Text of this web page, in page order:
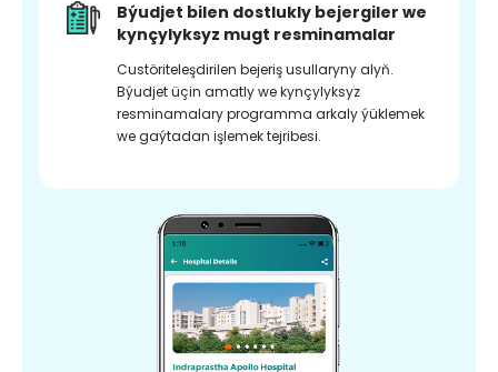
Býudjet bilen dostlukly bejergiler we
kynçylyksyz mugt resminamalar
Custöriteleşdirilen bejeriş usullaryny alyň.
Býudjet üçin amatly we kynçylyksyz
resminamalary programma arkaly ýüklemek
we gaýtadan işlemek tejribesi.